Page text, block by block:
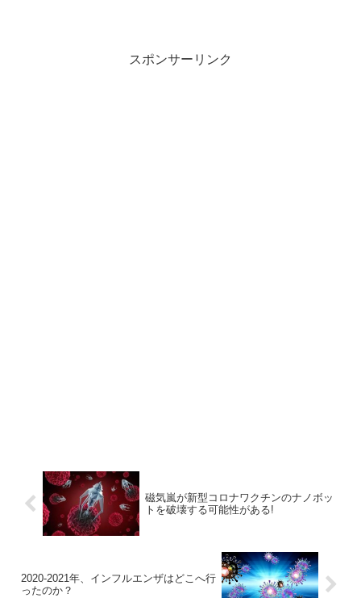
スポンサーリンク
磁気嵐が新型コロナワクチンのナノボッ
トを破壊する可能性がある!
2020-2021年、インフルエンザはどこへ行
ったのか？